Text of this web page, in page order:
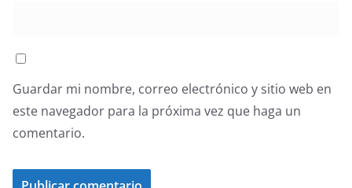
Guardar mi nombre, correo electrónico y sitio web en
este navegador para la próxima vez que haga un
comentario.